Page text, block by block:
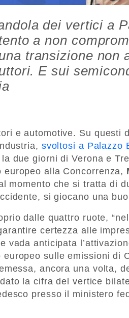
dei vertici a
a non
transizione non
E sui
e automotive. Su questi
svoltosi a Palazzo
due giorni di Verona e
europeo alla Concorrenza,
momento che si tratta di
si giocano una
dalle quattro ruote,
certezza alle
vada anticipata
europeo sulle emissioni di
ancora una volta,
la cifra del vertice
presso il ministero